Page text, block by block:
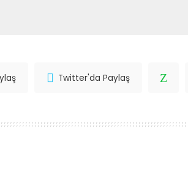
Twitter'da Paylaş